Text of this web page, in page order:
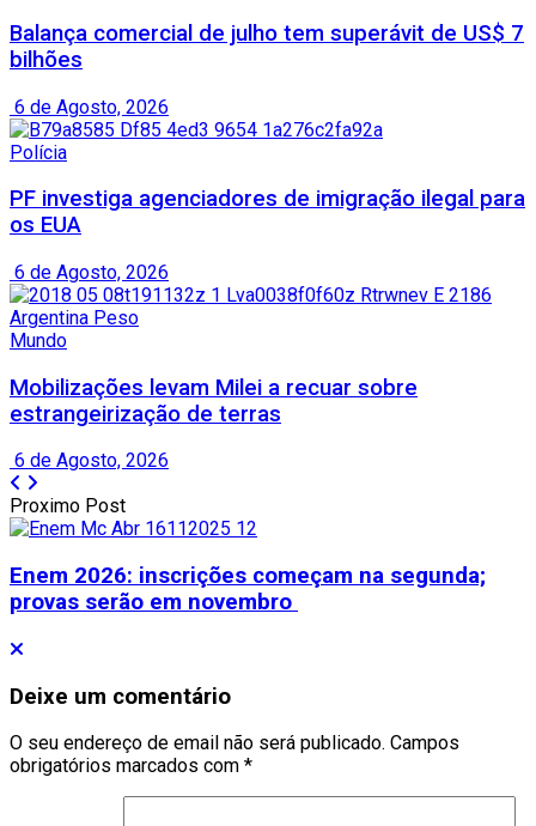
Balança comercial de julho tem superávit de US$ 7
bilhões
6 de Agosto, 2026
Polícia
PF investiga agenciadores de imigração ilegal para
os EUA
6 de Agosto, 2026
Mundo
Mobilizações levam Milei a recuar sobre
estrangeirização de terras
6 de Agosto, 2026
Proximo Post
Enem 2026: inscrições começam na segunda;
provas serão em novembro
Deixe um comentário
O seu endereço de email não será publicado. Campos
obrigatórios marcados com *